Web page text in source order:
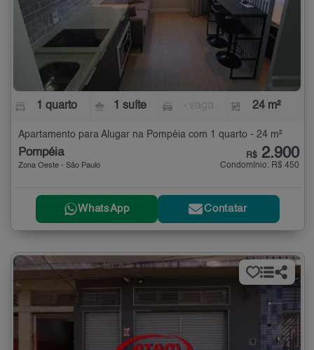
1 quarto 1 suíte 24 m²
Apartamento para Alugar na Pompéia com 1 quarto - 24 m²
Pompéia
Zona Oeste - São Paulo
R$ 2.900
Condomínio: R$ 450
WhatsApp Contatar